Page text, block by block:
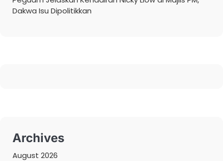
Dakwa Isu Dipolitikkan
Archives
August 2026